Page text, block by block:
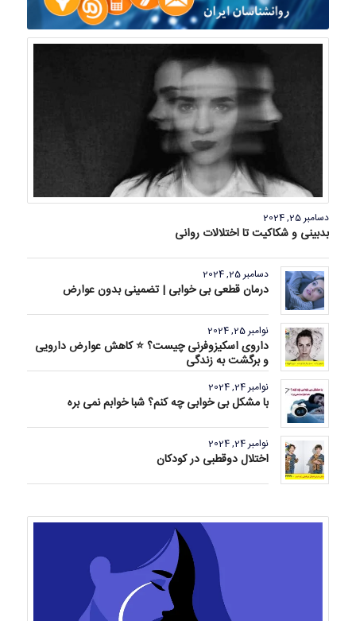
دسامبر 25, 2024
بدبینی و شکاکیت تا اختلالات روانی
دسامبر 25, 2024
درمان قطعی بی خوابی | تضمینی بدون عوارض
نوامبر 25, 2024
داروی اسکیزوفرنی چیست؟ ⭐ کاهش عوارض دارویی
و برگشت به زندگی
نوامبر 24, 2024
با مشکل بی خوابی چه کنم؟ شبا خوابم نمی بره
نوامبر 24, 2024
اختلال دوقطبی در کودکان